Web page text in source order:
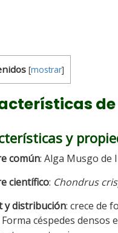
[mostrar]
de
y
común: Alga Musgo de
científico: Chondrus
y distribución: crece de
Forma céspedes